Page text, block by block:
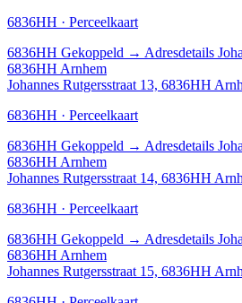
6836HH · Perceelkaart
6836HH Gekoppeld → Adresdetails
6836HH Arnhem
Johannes Rutgersstraat 13, 6836HH
6836HH · Perceelkaart
6836HH Gekoppeld → Adresdetails
6836HH Arnhem
Johannes Rutgersstraat 14, 6836HH
6836HH · Perceelkaart
6836HH Gekoppeld → Adresdetails
6836HH Arnhem
Johannes Rutgersstraat 15, 6836HH